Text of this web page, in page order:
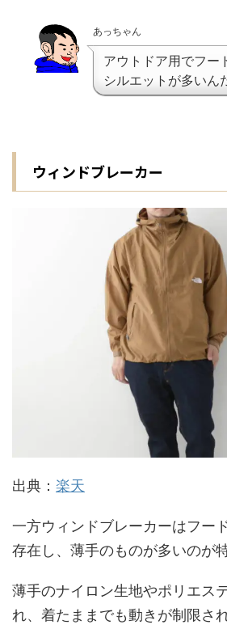
あっちゃん
アウトドア用でフー
シルエットが多いん
ウィンドブレーカー
出典： 楽天
一方ウィンドブレーカーはフー
存在し、薄手のものが多いのが
薄手のナイロン生地やポリエス
れ、着たままでも動きが制限さ